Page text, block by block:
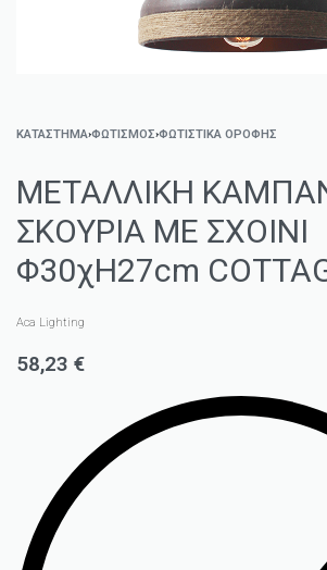
ΚΑΤΑΣΤΗΜΑ›ΦΩΤΙΣΜΌΣ›ΦΩΤΙΣΤΙΚΆ ΟΡΟΦΉΣ
ΜΕΤΑΛΛΙΚΗ
ΣΚΟΥΡΙΑ ΜΕ ΣΧΟΙΝΙ
Φ30χΗ27cm
Aca Lighting
58,23 €